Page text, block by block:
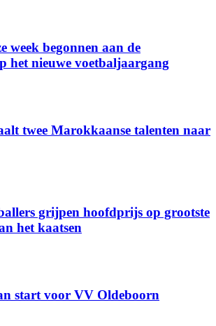
week begonnen aan de
het nieuwe voetbaljaargang
twee Marokkaanse talenten naar
grijpen hoofdprijs op grootste
het kaatsen
start voor VV Oldeboorn